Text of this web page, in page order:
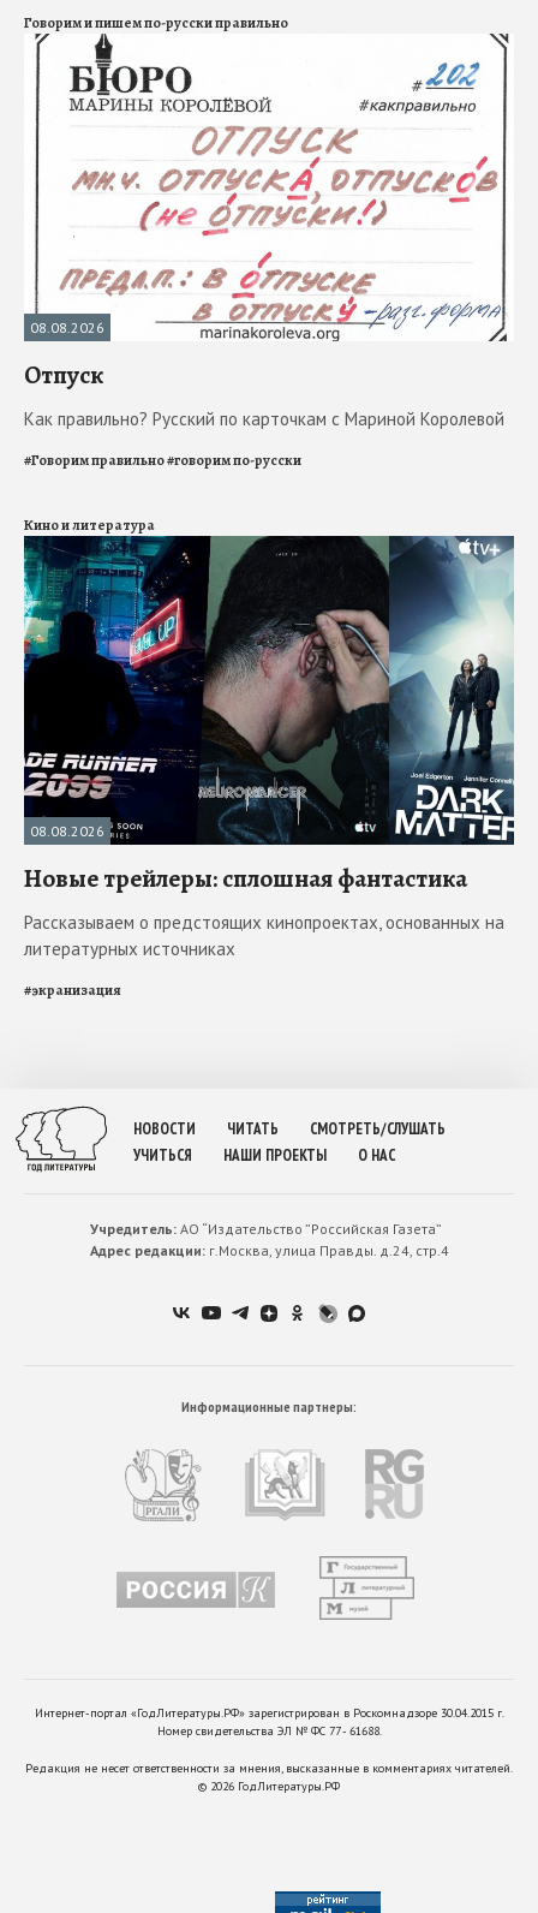
Говорим и пишем по-русски правильно
08.08.2026
Отпуск
Как правильно? Русский по карточкам с Мариной Королевой
#Говорим правильно#говорим по-русски
Кино и литература
08.08.2026
Новые трейлеры: сплошная фантастика
Рассказываем о предстоящих кинопроектах, основанных на
литературных источниках
#экранизация
НОВОСТИ ЧИТАТЬ
СМОТРЕТЬ/СЛУШАТЬ
УЧИТЬСЯ
НАШИ ПРОЕКТЫ О НАС
Учредитель:АО “Издательство ”Российская Газета”
Адрес редакции:г.Москва, улица Правды. д.24, стр.4
Информационные партнеры:
Интернет-портал «ГодЛитературы.РФ» зарегистрирован в Роскомнадзоре 30.04.2015 г.
Номер свидетельства ЭЛ № ФС 77 - 61688.
Редакция не несет ответственности за мнения, высказанные в комментариях читателей.
© 2026 ГодЛитературы.РФ